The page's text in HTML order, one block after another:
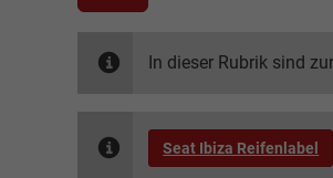
In dieser Rubrik sind
Seat Ibiza Reifenlabel